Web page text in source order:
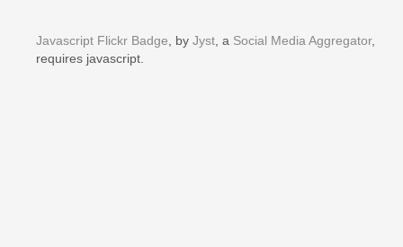
Javascript Flickr Badge, by Jyst, a Social Media Aggregator,
requires javascript.